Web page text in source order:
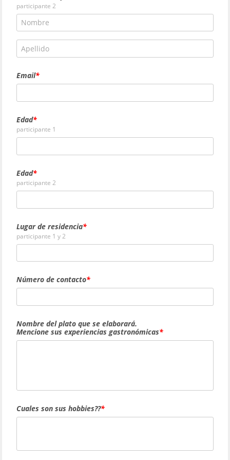
participante 2
Email
Edad
participante 1
Edad
participante 2
Lugar de residencia
participante 1 y 2
Número de contacto
Nombre del plato que se elaborará.
Mencione sus experiencias gastronómicas
Cuales son sus hobbies??